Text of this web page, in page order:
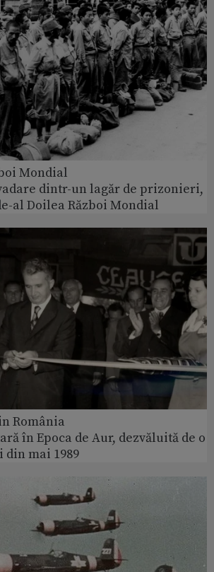
Mondial
dintr-un lagăr de prizonieri,
al Doilea Război Mondial
România
în Epoca de Aur, dezvăluită de o
din mai 1989